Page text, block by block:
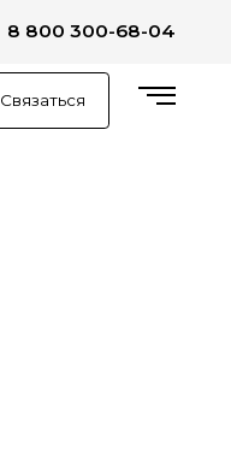
8 800 300-68-04
Связаться